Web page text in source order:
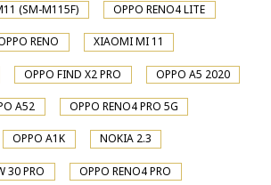
(SM-M115F) OPPO RENO4 LITE
RENO XIAOMI MI 11
OPPO FIND X2 PRO OPPO A5 2020
A52 OPPO RENO4 PRO 5G
OPPO A1K NOKIA 2.3
30 PRO OPPO RENO4 PRO